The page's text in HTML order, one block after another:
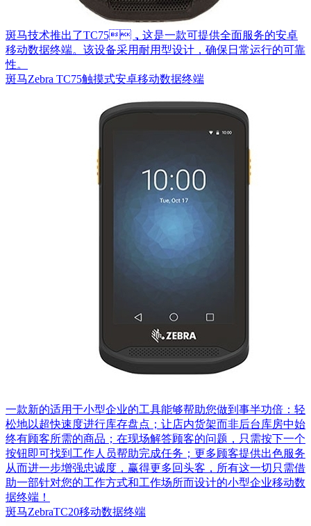
斑马技术推出了TC75，这是一款可提供全面服务的安卓
移动数据终端。该设备采用耐用型设计，确保日常运行的可靠
性。
斑马Zebra TC75触摸式安卓移动数据终端
一款新的适用于小型企业的工具能够帮助您做到事半功倍：轻
松地以超快速度进行库存盘点；让店内货架而非后台库房中始
终有顾客所需的商品；在现场解答顾客的问题，只需按下一个
按钮即可找到工作人员帮助完成任务；更多顾客提供出色服务
从而进一步增强忠诚度，赢得更多回头客，所有这一切只需借
助一部针对您的工作方式和工作场所而设计的小型企业移动数
据终端！
斑马ZebraTC20移动数据终端